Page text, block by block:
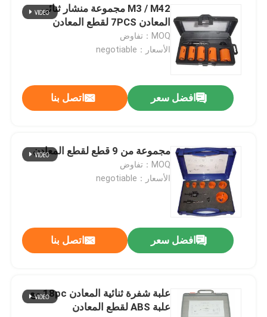
مثقاب الماسونية
TCT هول المنشار
مجموعة مثقاب
ثنائية المعدن هول المنشار
رأى الأحرار حفرة
M3 / M42 مجموعة منشار ثنائي
المعادن 7PCS لقطع المعادن
MOQ：تفاوض
الأسعار：negotiable
افضل سعر اتصل بنا
مجموعة من 9 قطع لقطع المعادن
MOQ：تفاوض
الأسعار：negotiable
افضل سعر اتصل بنا
علبة شفرة ثنائية المعادن 18pc مع
علبة ABS لقطع المعادن